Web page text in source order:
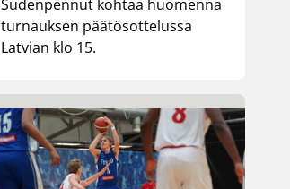
Sudenpennut kohtaa huomenna
turnauksen päätösottelussa
Latvian klo 15.